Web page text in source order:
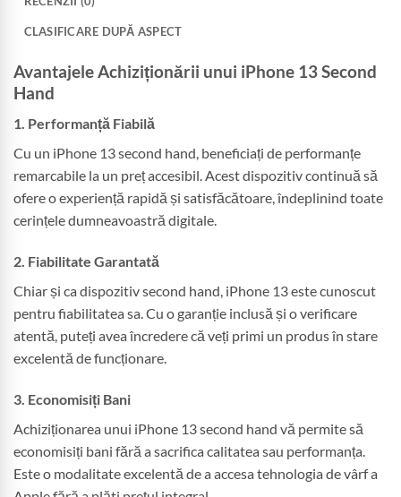
CLASIFICARE DUPĂ ASPECT
Avantajele Achiziționării unui iPhone 13 Second
Hand
1. Performanță Fiabilă
Cu un iPhone 13 second hand, beneficiați de performanțe
remarcabile la un preț accesibil. Acest dispozitiv continuă să
ofere o experiență rapidă și satisfăcătoare, îndeplinind toate
cerințele dumneavoastră digitale.
2. Fiabilitate Garantată
Chiar și ca dispozitiv second hand, iPhone 13 este cunoscut
pentru fiabilitatea sa. Cu o garanție inclusă și o verificare
atentă, puteți avea încredere că veți primi un produs în stare
excelentă de funcționare.
3. Economisiți Bani
Achiziționarea unui iPhone 13 second hand vă permite să
economisiți bani fără a sacrifica calitatea sau performanța.
Este o modalitate excelentă de a accesa tehnologia de vârf a